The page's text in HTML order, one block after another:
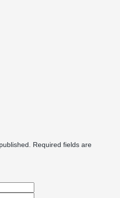
Required fields are